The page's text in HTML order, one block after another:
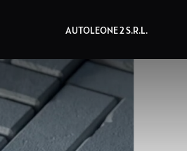
AUTOLEONE 2 S.R.L.